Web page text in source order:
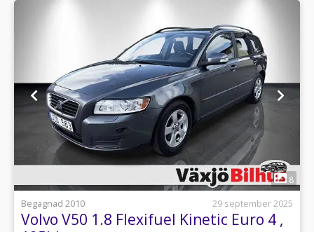
8
Begagnad 2010
29 september 2025
Volvo V50 1.8 Flexifuel Kinetic Euro 4 ,